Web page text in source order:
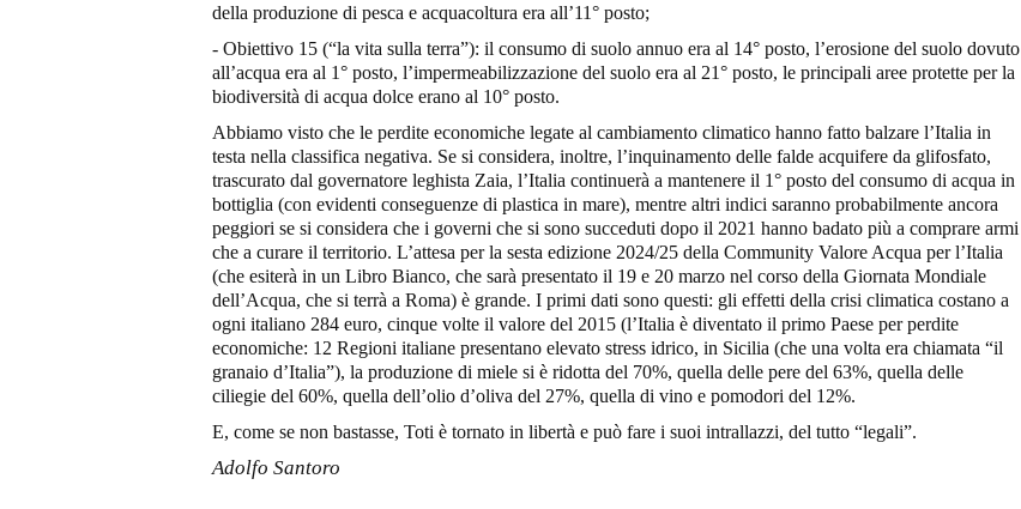
della produzione di pesca e acquacoltura era all’11° posto;
- Obiettivo 15 (“la vita sulla terra”): il consumo di suolo annuo era al 14° posto, l’erosione del suolo dovuto
all’acqua era al 1° posto, l’impermeabilizzazione del suolo era al 21° posto, le principali aree protette per la
biodiversità di acqua dolce erano al 10° posto.
Abbiamo visto che le perdite economiche legate al cambiamento climatico hanno fatto balzare l’Italia in
testa nella classifica negativa. Se si considera, inoltre, l’inquinamento delle falde acquifere da glifosfato,
trascurato dal governatore leghista Zaia, l’Italia continuerà a mantenere il 1° posto del consumo di acqua in
bottiglia (con evidenti conseguenze di plastica in mare), mentre altri indici saranno probabilmente ancora
peggiori se si considera che i governi che si sono succeduti dopo il 2021 hanno badato più a comprare armi
che a curare il territorio. L’attesa per la sesta edizione 2024/25 della Community Valore Acqua per l’Italia
(che esiterà in un Libro Bianco, che sarà presentato il 19 e 20 marzo nel corso della Giornata Mondiale
dell’Acqua, che si terrà a Roma) è grande. I primi dati sono questi: gli effetti della crisi climatica costano a
ogni italiano 284 euro, cinque volte il valore del 2015 (l’Italia è diventato il primo Paese per perdite
economiche: 12 Regioni italiane presentano elevato stress idrico, in Sicilia (che una volta era chiamata “il
granaio d’Italia”), la produzione di miele si è ridotta del 70%, quella delle pere del 63%, quella delle
ciliegie del 60%, quella dell’olio d’oliva del 27%, quella di vino e pomodori del 12%.
E, come se non bastasse, Toti è tornato in libertà e può fare i suoi intrallazzi, del tutto “legali”.
Adolfo Santoro